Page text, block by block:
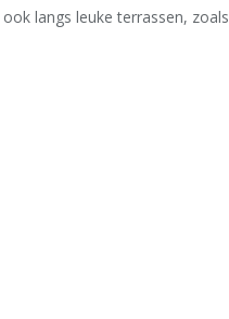
langs leuke terrassen, zoals